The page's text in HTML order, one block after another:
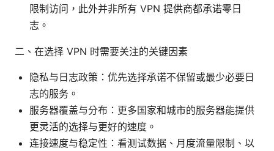
限制访问，此外并非所有 VPN 提供商都承诺零日
志。
二、在选择 VPN 时需要关注的关键因素
隐私与日志政策：优先选择承诺不保留或最少必要日
志的服务。
服务器覆盖与分布：更多国家和城市的服务器能提供
更灵活的选择与更好的速度。
连接速度与稳定性：看测试数据、月度流量限制、以